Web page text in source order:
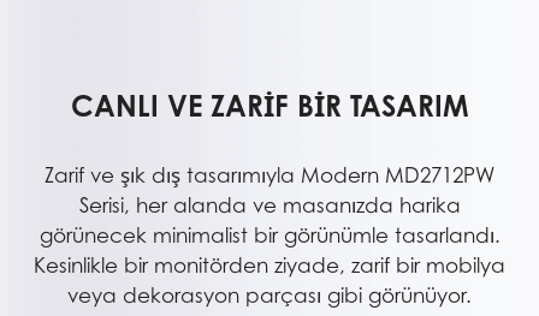
CANLI VE ZARİF BİR TASARIM
Zarif ve şık dış tasarımıyla Modern MD2712PW
Serisi, her alanda ve masanızda harika
görünecek minimalist bir görünümle tasarlandı.
Kesinlikle bir monitörden ziyade, zarif bir mobilya
veya dekorasyon parçası gibi görünüyor.